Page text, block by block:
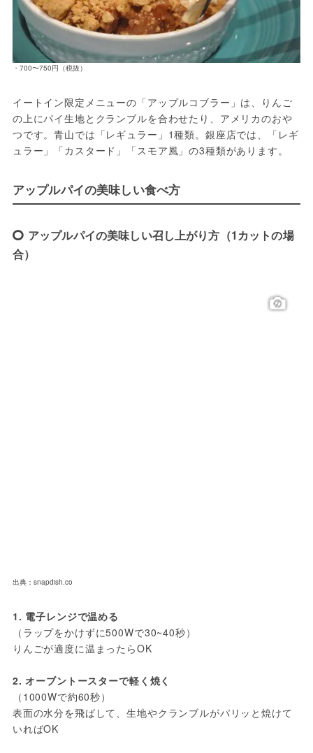
・700〜750円（税抜）
イートイン限定メニューの「アップルコブラー」は、りんご
の上にパイ生地とクランブルを合わせたり、アメリカのおや
つです。青山では「レギュラー」1種類。銀座店では、「レギ
ュラー」「カスタード」「スモア風」の3種類があります。
アップルパイの美味しい食べ方
アップルパイの美味しい召し上がり方（1カットの場
合）
出典：snapdish.co
1. 電子レンジで温める
（ラップをかけずに500Wで30~40秒）
りんごが適度に温まったらOK
2. オーブントースターで軽く焼く
（1000Wで約60秒）
表面の水分を飛ばして、生地やクランブルがパリッと焼けて
いればOK